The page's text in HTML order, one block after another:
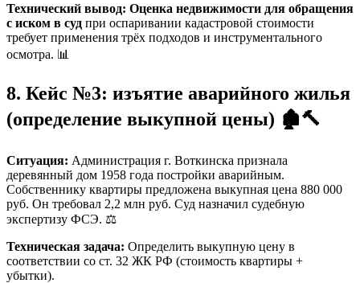
Технический вывод: Оценка недвижимости для обращения
с иском в суд при оспаривании кадастровой стоимости
требует применения трёх подходов и инструментального
осмотра. 📊
8. Кейс №3: изъятие аварийного жилья
(определение выкупной цены) 🏚️🔨
Ситуация: Администрация г. Воткинска признала
деревянный дом 1958 года постройки аварийным.
Собственнику квартиры предложена выкупная цена 880 000
руб. Он требовал 2,2 млн руб. Суд назначил судебную
экспертизу ФСЭ. ⚖️
Техническая задача: Определить выкупную цену в
соответствии со ст. 32 ЖК РФ (стоимость квартиры +
убытки).